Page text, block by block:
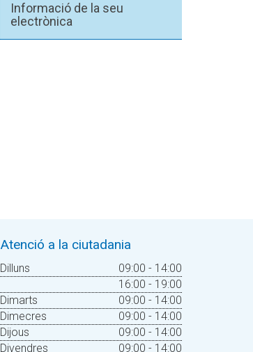
Informació de la seu
electrònica
Atenció a la ciutadania
Dilluns
09:00 - 14:00
16:00 - 19:00
Dimarts
09:00 - 14:00
Dimecres
09:00 - 14:00
Dijous
09:00 - 14:00
Divendres
09:00 - 14:00